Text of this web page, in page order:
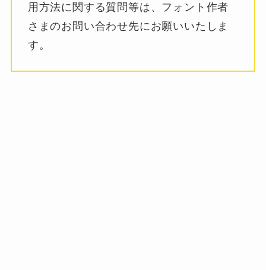
用方法に関する質問等は、フォント作者
さまのお問い合わせ先にお願いいたしま
す。